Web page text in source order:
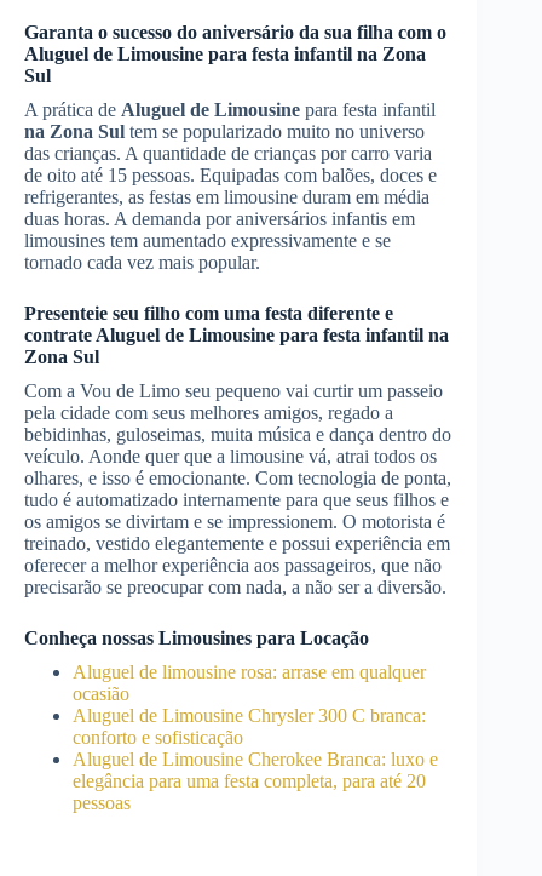
Garanta o sucesso do aniversário da sua filha com o
Aluguel de Limousine para festa infantil na Zona
Sul
A prática de Aluguel de Limousine para festa infantil
na Zona Sul tem se popularizado muito no universo
das crianças. A quantidade de crianças por carro varia
de oito até 15 pessoas. Equipadas com balões, doces e
refrigerantes, as festas em limousine duram em média
duas horas. A demanda por aniversários infantis em
limousines tem aumentado expressivamente e se
tornado cada vez mais popular.
Presenteie seu filho com uma festa diferente e
contrate Aluguel de Limousine para festa infantil na
Zona Sul
Com a Vou de Limo seu pequeno vai curtir um passeio
pela cidade com seus melhores amigos, regado a
bebidinhas, guloseimas, muita música e dança dentro do
veículo. Aonde quer que a limousine vá, atrai todos os
olhares, e isso é emocionante. Com tecnologia de ponta,
tudo é automatizado internamente para que seus filhos e
os amigos se divirtam e se impressionem. O motorista é
treinado, vestido elegantemente e possui experiência em
oferecer a melhor experiência aos passageiros, que não
precisarão se preocupar com nada, a não ser a diversão.
Conheça nossas Limousines para Locação
Aluguel de limousine rosa: arrase em qualquer
ocasião
Aluguel de Limousine Chrysler 300 C branca:
conforto e sofisticação
Aluguel de Limousine Cherokee Branca: luxo e
elegância para uma festa completa, para até 20
pessoas